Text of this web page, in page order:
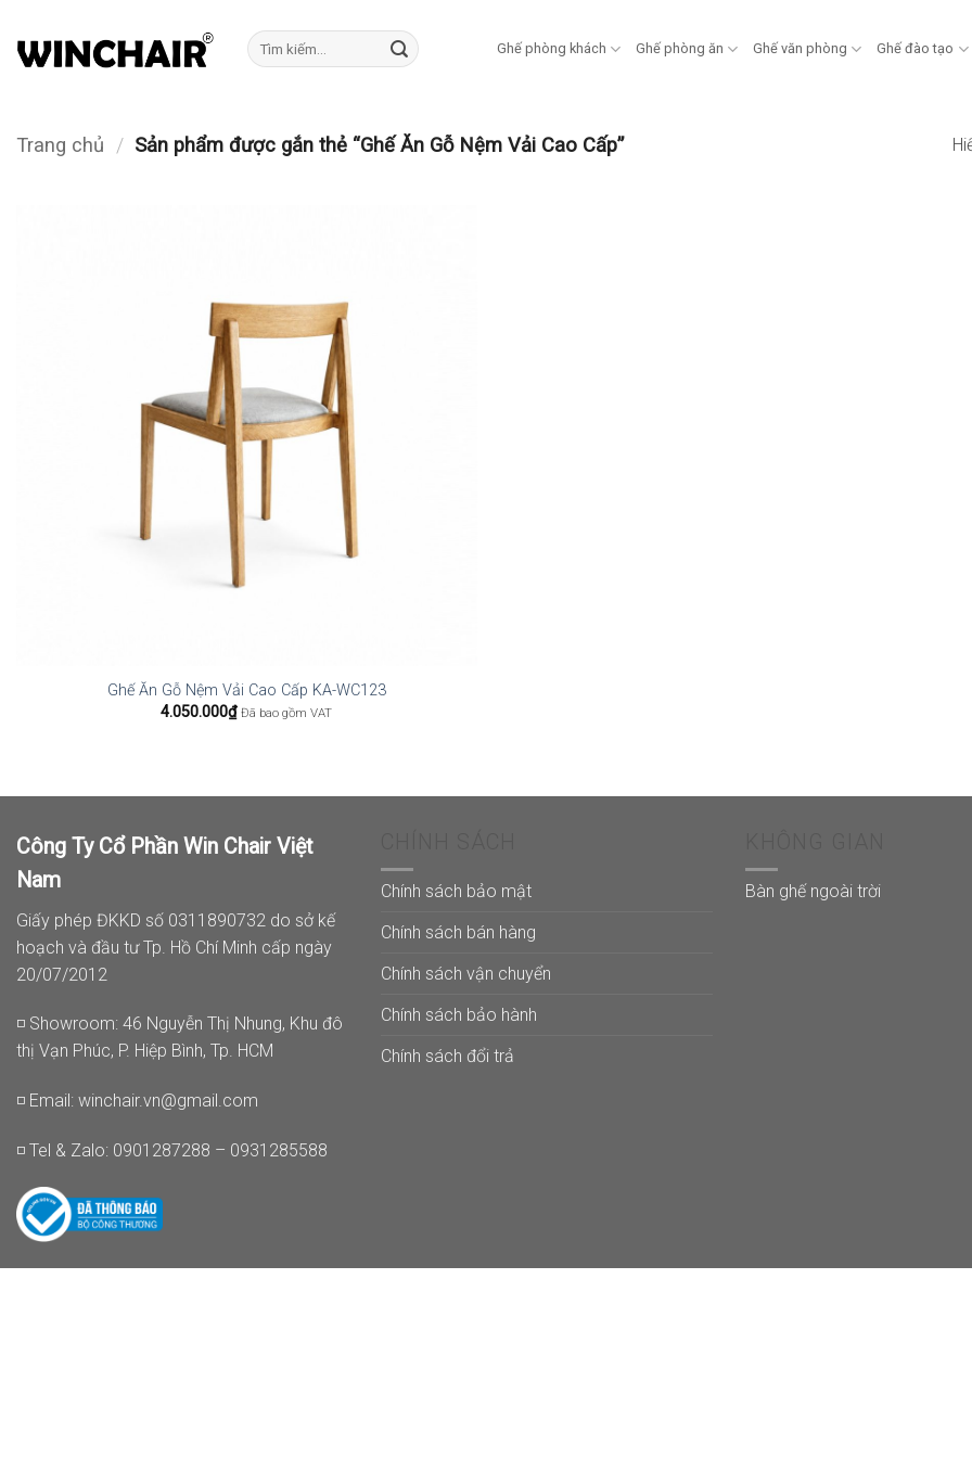
qua
Tìm
kiếm:
Ghế phòng khách Ghế phòng ăn Ghế văn phòng Ghế đào tạo
Trang chủ / Sản phẩm được gắn thẻ “Ghế Ăn Gỗ Nệm Vải Cao Cấp”
Ghế Ăn Gỗ Nệm Vải Cao Cấp KA-WC123
4.050.000₫ Đã bao gồm VAT
Công Ty Cổ Phần Win Chair Việt
Nam
Giấy phép ĐKKD số 0311890732 do sở kế
hoạch và đầu tư Tp. Hồ Chí Minh cấp ngày
20/07/2012
◽ Showroom: 46 Nguyễn Thị Nhung, Khu đô
thị Vạn Phúc, P. Hiệp Bình, Tp. HCM
◽ Email: winchair.vn@gmail.com
◽ Tel & Zalo: 0901287288 – 0931285588
Chính sách bảo mật
Chính sách bán hàng
Chính sách vận chuyển
Chính sách bảo hành
Chính sách đổi trả
Bàn ghế ngoài trời